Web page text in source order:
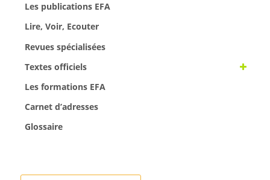
Les publications EFA
Lire, Voir, Ecouter
Revues spécialisées
Textes officiels
Les formations EFA
Carnet d’adresses
Glossaire